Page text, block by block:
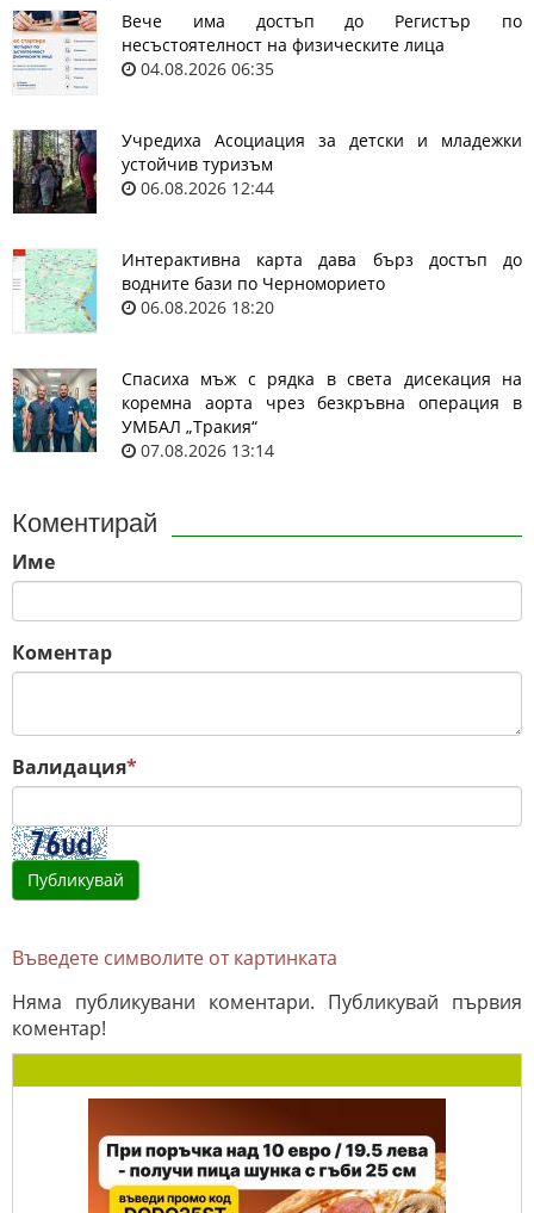
Вече има достъп до Регистър по
несъстоятелност на физическите лица
04.08.2026 06:35
Учредиха Асоциация за детски и младежки
устойчив туризъм
06.08.2026 12:44
Интерактивна карта дава бърз достъп до
водните бази по Черноморието
06.08.2026 18:20
Спасиха мъж с рядка в света дисекация на
коремна аорта чрез безкръвна операция в
УМБАЛ „Тракия“
07.08.2026 13:14
Коментирай
Име
Коментар
Валидация*
Въведете символите от картинката
Няма публикувани коментари. Публикувай първия
коментар!